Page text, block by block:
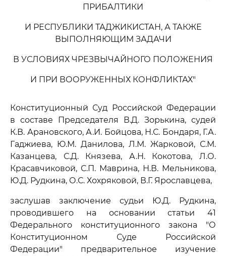
ПРИБАЛТИКИ
И РЕСПУБЛИКИ ТАДЖИКИСТАН, А ТАКЖЕ
ВЫПОЛНЯЮЩИМ ЗАДАЧИ
В УСЛОВИЯХ ЧРЕЗВЫЧАЙНОГО ПОЛОЖЕНИЯ
И ПРИ ВООРУЖЕННЫХ КОНФЛИКТАХ"
Конституционный Суд Российской Федерации
в составе Председателя В.Д. Зорькина, судей
К.В. Арановского, А.И. Бойцова, Н.С. Бондаря, Г.А.
Гаджиева, Ю.М. Данилова, Л.М. Жарковой, С.М.
Казанцева, С.Д. Князева, А.Н. Кокотова, Л.О.
Красавчиковой, С.П. Маврина, Н.В. Мельникова,
Ю.Д. Рудкина, О.С. Хохряковой, В.Г. Ярославцева,
заслушав заключение судьи Ю.Д. Рудкина,
проводившего на основании статьи 41
Федерального конституционного закона "О
Конституционном Суде Российской
Федерации" предварительное изучение